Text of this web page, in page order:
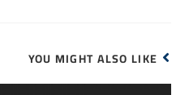
YOU MIGHT ALSO LIKE